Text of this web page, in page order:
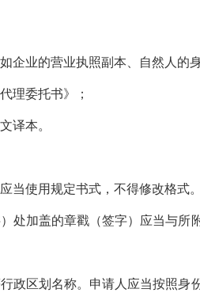
企业的营业执照副本、自然人的
理委托书》；
译本。
当使用规定书式，不得修改格式。
处加盖的章戳（签字）应当与
政区划名称。申请人应当按照